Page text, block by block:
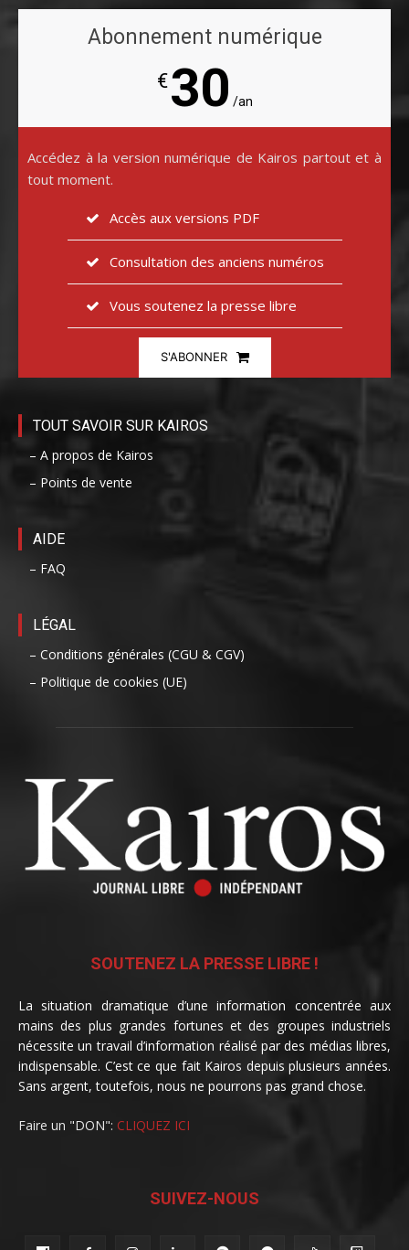
Abonnement numérique
€30 /an
Accédez à la version numérique de Kairos partout et à
tout moment.
Accès aux versions PDF
Consultation des anciens numéros
Vous soutenez la presse libre
S'ABONNER
TOUT SAVOIR SUR KAIROS
– A propos de Kairos
– Points de vente
AIDE
– FAQ
LÉGAL
– Conditions générales (CGU & CGV)
– Politique de cookies (UE)
SOUTENEZ LA PRESSE LIBRE !
La situation dramatique d’une information concentrée aux
mains des plus grandes fortunes et des groupes industriels
nécessite un travail d’information réalisé par des médias libres,
indispensable. C’est ce que fait Kairos depuis plusieurs années.
Sans argent, toutefois, nous ne pourrons pas grand chose.
Faire un "DON": CLIQUEZ ICI
SUIVEZ-NOUS